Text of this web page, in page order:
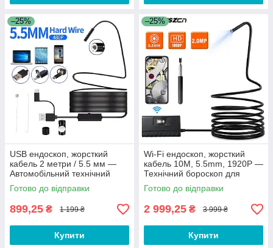
–25%
USB ендоскоп, жорсткий
кабель 2 метри / 5.5 мм —
Автомобільний технічний
бороскоп для телефону
Готово до відправки
899,25 ₴ 1 199 ₴
Купити
–25%
Wi-Fi ендоскоп, жорсткий
кабель 10M, 5.5mm, 1920P —
Технічний бороскоп для
смартфона та телефону
Готово до відправки
2 999,25 ₴ 3 999 ₴
Купити